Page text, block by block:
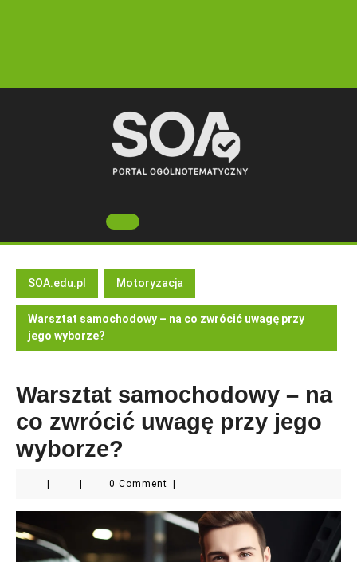
Open
Button
SOA.edu.pl Motoryzacja
Warsztat samochodowy – na co zwrócić uwagę przy
jego wyborze?
Warsztat samochodowy – na
co zwrócić uwagę przy jego
wyborze?
0 Comment